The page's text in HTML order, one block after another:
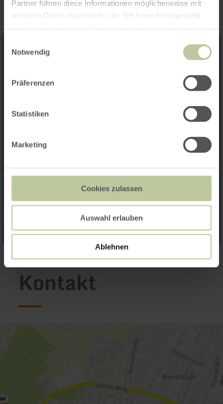
Partner führen diese Informationen möglicherweise mit
weiteren Daten zusammen, die Sie ihnen bereitgestellt
Notwendig
Präferenzen
Statistiken
Marketing
Cookies zulassen
Auswahl erlauben
Ablehnen
Kontakt